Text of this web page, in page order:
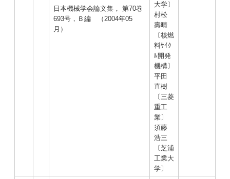
日本機械学会論文集， 第70巻
693号，Ｂ編 （2004年05
月）
大学〕
村松
壽晴
〔核燃
料ｻｲｸ
ﾙ開発
機構〕
平田
直樹
〔三菱
重工
業〕
須藤
浩三
〔芝浦
工業大
学〕